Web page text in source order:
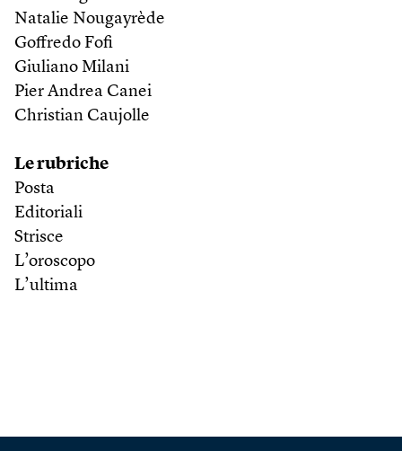
Natalie Nougayrède
Goffredo Fofi
Giuliano Milani
Pier Andrea Canei
Christian Caujolle
Le rubriche
Posta
Editoriali
Strisce
L’oroscopo
L’ultima